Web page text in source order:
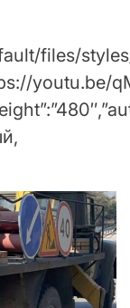
files/
youtu.be/